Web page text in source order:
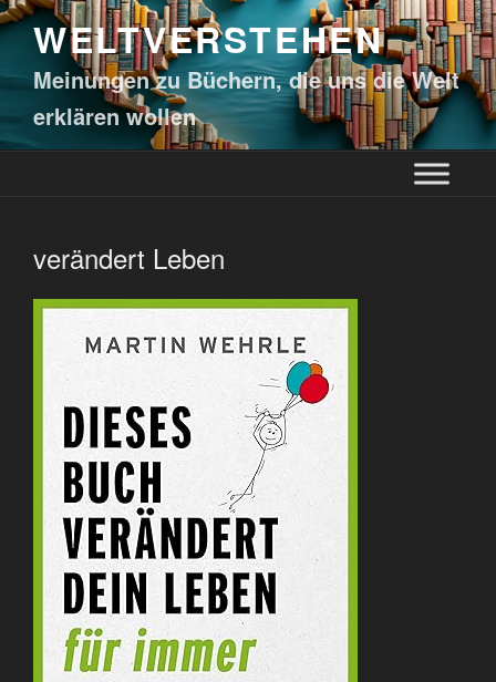
WELTVERSTEHEN
Meinungen zu Büchern, die uns die Welt
erklären wollen
verändert Leben